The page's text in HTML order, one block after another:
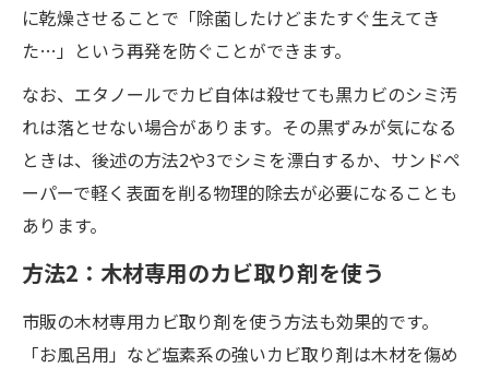
に乾燥させることで「除菌したけどまたすぐ生えてき
た…」という再発を防ぐことができます。
なお、エタノールでカビ自体は殺せても黒カビのシミ汚
れは落とせない場合があります。その黒ずみが気になる
ときは、後述の方法2や3でシミを漂白するか、サンドペ
ーパーで軽く表面を削る物理的除去が必要になることも
あります。
方法2：木材専用のカビ取り剤を使う
市販の木材専用カビ取り剤を使う方法も効果的です。
「お風呂用」など塩素系の強いカビ取り剤は木材を傷め